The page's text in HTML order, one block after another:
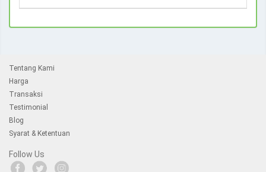
Tentang Kami
Harga
Transaksi
Testimonial
Blog
Syarat & Ketentuan
Follow Us